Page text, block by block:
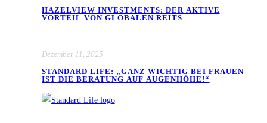
HAZELVIEW INVESTMENTS: DER AKTIVE
VORTEIL VON GLOBALEN REITS
Dezember 11, 2025
STANDARD LIFE: „GANZ WICHTIG BEI FRAUEN
IST DIE BERATUNG AUF AUGENHÖHE!“